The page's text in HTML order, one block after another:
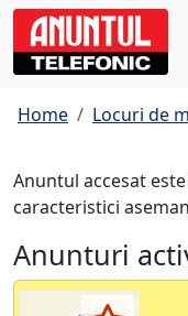
Home Locuri de
Anuntul accesat
caracteristici
Anunturi